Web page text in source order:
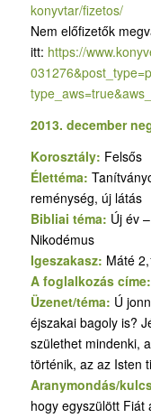
konyvtar/fizetos/
Nem előfizetők
itt: https://
2013. december
Korosztály: Felsős
Élettéma:
reménység, új látás
Bibliai téma: Új év
Nikodémus
Igeszakasz: Máté
A foglalkozás címe:
Üzenet/téma: Ú
éjszakai bagoly is?
születhet mindenki,
történik, az az Isten
Aranymondás/
hogy egyszülött Fiát